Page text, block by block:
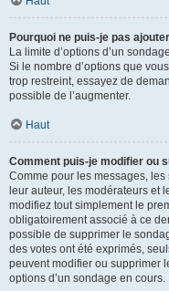
Pourquoi ne puis-je pas
La limite d’options d’un
Si le nombre d’options que
trop restreint, essayez de
possible de l’augmenter.
Haut
Comment puis-je modifier ou
Comme pour les messages,
leur auteur, les modérateurs et
modifiez tout simplement le
obligatoirement associé à ce
possible de supprimer le
des votes ont été exprimés,
peuvent modifier ou supprimer
options d’un sondage en cours.